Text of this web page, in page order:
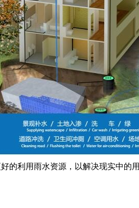
的利用雨水资源，以解决现实中的